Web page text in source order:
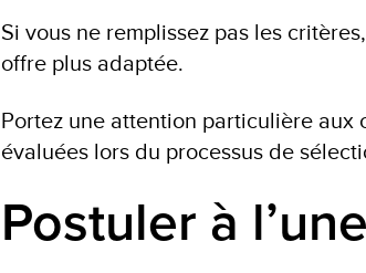
Si vous ne remplissez pas les
offre plus adaptée.
Portez une attention particulière aux
évaluées lors du processus de
Postuler à